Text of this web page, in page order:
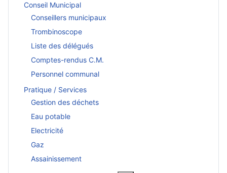
Conseil Municipal
Conseillers municipaux
Trombinoscope
Liste des délégués
Comptes-rendus C.M.
Personnel communal
Pratique / Services
Gestion des déchets
Eau potable
Electricité
Gaz
Assainissement